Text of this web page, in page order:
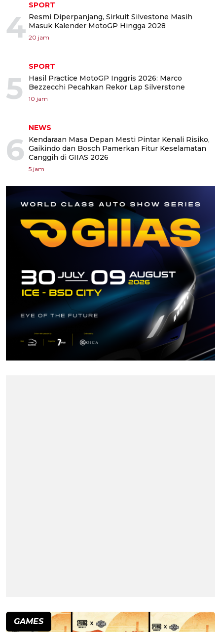
4
SPORT
Resmi Diperpanjang, Sirkuit Silvestone Masih
Masuk Kalender MotoGP Hingga 2028
20 jam
5
SPORT
Hasil Practice MotoGP Inggris 2026: Marco
Bezzecchi Pecahkan Rekor Lap Silverstone
10 jam
6
NEWS
Kendaraan Masa Depan Mesti Pintar Kenali Risiko,
Gaikindo dan Bosch Pamerkan Fitur Keselamatan
Canggih di GIIAS 2026
5 jam
GAMES